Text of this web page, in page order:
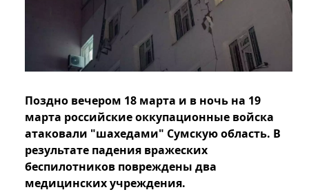
Поздно вечером 18 марта и в ночь на 19
марта российские оккупационные войска
атаковали "шахедами" Сумскую область. В
результате падения вражеских
беспилотников повреждены два
медицинских учреждения.